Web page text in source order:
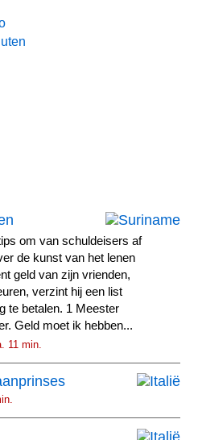
om van schuldeisers af
de kunst van het lenen
geld van zijn vrienden,
verzint hij een list
te betalen. 1 Meester
Geld moet ik hebben...
11 min.